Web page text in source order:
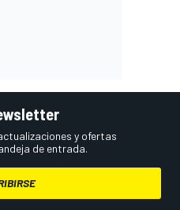
y ofertas
de entrada.